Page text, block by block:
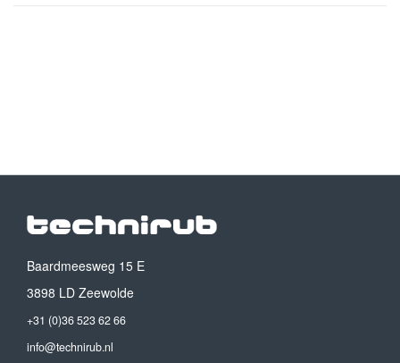
Baardmeesweg 15 E
3898 LD Zeewolde
+31 (0)36 523 62 66
info@technirub.nl